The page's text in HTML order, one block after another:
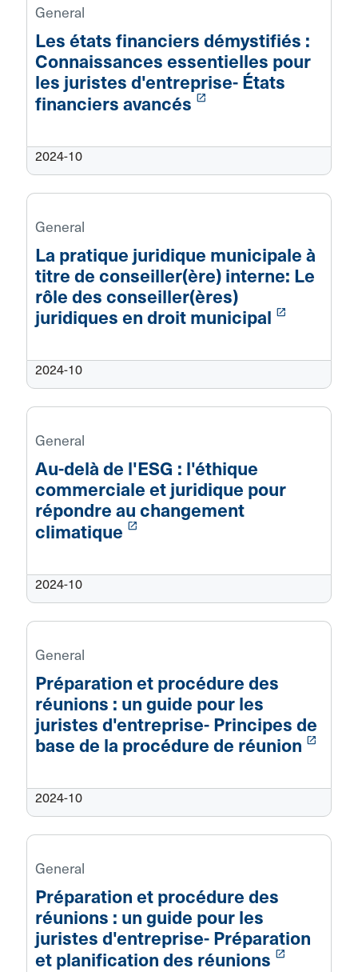
General
Les états financiers démystifiés :
Connaissances essentielles pour
les juristes d'entreprise- États
financiers avancés launch
2024-10
General
La pratique juridique municipale à
titre de conseiller(ère) interne: Le
rôle des conseiller(ères)
juridiques en droit municipal launch
2024-10
General
Au-delà de l'ESG : l'éthique
commerciale et juridique pour
répondre au changement
climatique launch
2024-10
General
Préparation et procédure des
réunions : un guide pour les
juristes d'entreprise- Principes de
base de la procédure de réunion launch
2024-10
General
Préparation et procédure des
réunions : un guide pour les
juristes d'entreprise- Préparation
et planification des réunions launch